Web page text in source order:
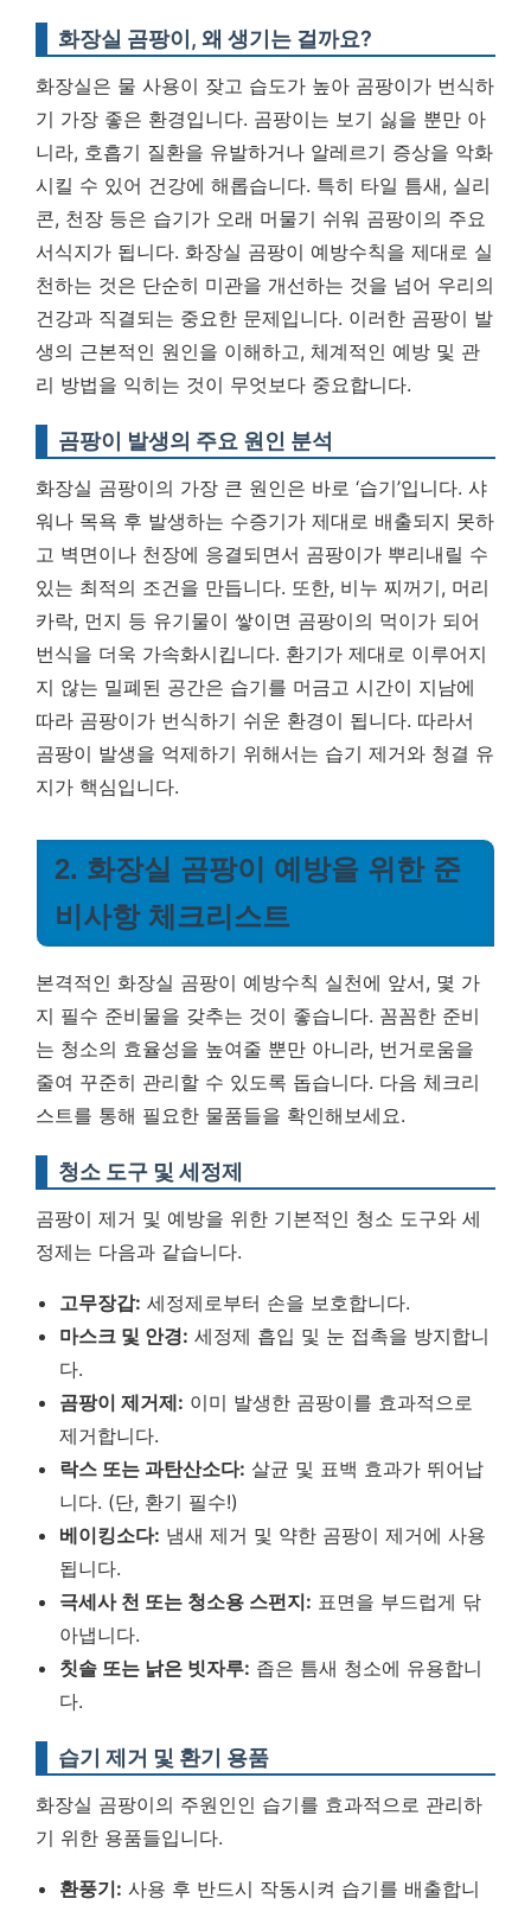
화장실 곰팡이, 왜 생기는 걸까요?
화장실은 물 사용이 잦고 습도가 높아 곰팡이가 번식하
기 가장 좋은 환경입니다. 곰팡이는 보기 싫을 뿐만 아
니라, 호흡기 질환을 유발하거나 알레르기 증상을 악화
시킬 수 있어 건강에 해롭습니다. 특히 타일 틈새, 실리
콘, 천장 등은 습기가 오래 머물기 쉬워 곰팡이의 주요
서식지가 됩니다. 화장실 곰팡이 예방수칙을 제대로 실
천하는 것은 단순히 미관을 개선하는 것을 넘어 우리의
건강과 직결되는 중요한 문제입니다. 이러한 곰팡이 발
생의 근본적인 원인을 이해하고, 체계적인 예방 및 관
리 방법을 익히는 것이 무엇보다 중요합니다.
곰팡이 발생의 주요 원인 분석
화장실 곰팡이의 가장 큰 원인은 바로 ‘습기’입니다. 샤
워나 목욕 후 발생하는 수증기가 제대로 배출되지 못하
고 벽면이나 천장에 응결되면서 곰팡이가 뿌리내릴 수
있는 최적의 조건을 만듭니다. 또한, 비누 찌꺼기, 머리
카락, 먼지 등 유기물이 쌓이면 곰팡이의 먹이가 되어
번식을 더욱 가속화시킵니다. 환기가 제대로 이루어지
지 않는 밀폐된 공간은 습기를 머금고 시간이 지남에
따라 곰팡이가 번식하기 쉬운 환경이 됩니다. 따라서
곰팡이 발생을 억제하기 위해서는 습기 제거와 청결 유
지가 핵심입니다.
2. 화장실 곰팡이 예방을 위한 준
비사항 체크리스트
본격적인 화장실 곰팡이 예방수칙 실천에 앞서, 몇 가
지 필수 준비물을 갖추는 것이 좋습니다. 꼼꼼한 준비
는 청소의 효율성을 높여줄 뿐만 아니라, 번거로움을
줄여 꾸준히 관리할 수 있도록 돕습니다. 다음 체크리
스트를 통해 필요한 물품들을 확인해보세요.
청소 도구 및 세정제
곰팡이 제거 및 예방을 위한 기본적인 청소 도구와 세
정제는 다음과 같습니다.
고무장갑: 세정제로부터 손을 보호합니다.
마스크 및 안경: 세정제 흡입 및 눈 접촉을 방지합니
다.
곰팡이 제거제: 이미 발생한 곰팡이를 효과적으로
제거합니다.
락스 또는 과탄산소다: 살균 및 표백 효과가 뛰어납
니다. (단, 환기 필수!)
베이킹소다: 냄새 제거 및 약한 곰팡이 제거에 사용
됩니다.
극세사 천 또는 청소용 스펀지: 표면을 부드럽게 닦
아냅니다.
칫솔 또는 낡은 빗자루: 좁은 틈새 청소에 유용합니
다.
습기 제거 및 환기 용품
화장실 곰팡이의 주원인인 습기를 효과적으로 관리하
기 위한 용품들입니다.
환풍기: 사용 후 반드시 작동시켜 습기를 배출합니